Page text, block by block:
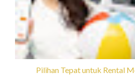
Pilihan Tepat untuk Rental